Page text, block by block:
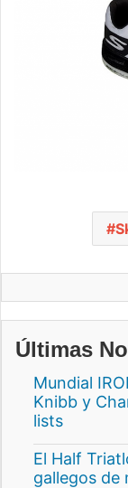
Últimas
Mundial
Knibb y
lists
El Half
gallegos de